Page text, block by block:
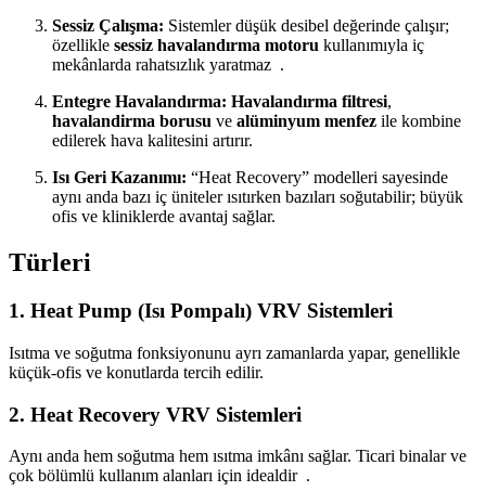
Sessiz Çalışma: Sistemler düşük desibel değerinde çalışır;
özellikle sessiz havalandırma motoru kullanımıyla iç
mekânlarda rahatsızlık yaratmaz .
Entegre Havalandırma: Havalandırma filtresi,
havalandirma borusu ve alüminyum menfez ile kombine
edilerek hava kalitesini artırır.
Isı Geri Kazanımı: “Heat Recovery” modelleri sayesinde
aynı anda bazı iç üniteler ısıtırken bazıları soğutabilir; büyük
ofis ve kliniklerde avantaj sağlar.
Türleri
1. Heat Pump (Isı Pompalı) VRV Sistemleri
Isıtma ve soğutma fonksiyonunu ayrı zamanlarda yapar, genellikle
küçük-ofis ve konutlarda tercih edilir.
2. Heat Recovery VRV Sistemleri
Aynı anda hem soğutma hem ısıtma imkânı sağlar. Ticari binalar ve
çok bölümlü kullanım alanları için idealdir .